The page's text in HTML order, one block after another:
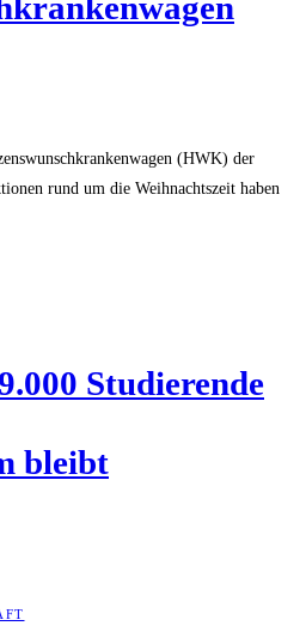
(HWK) der
rund um die Weihnachtszeit haben
Studierende
bleibt